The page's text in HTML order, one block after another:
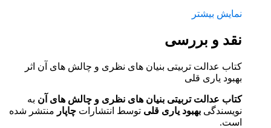
نمایش بیشتر
نقد و بررسی
کتاب عدالت تربیتی بنیان های نظری و چالش های آن اثر
بهبود یاری قلی
کتاب عدالت تربیتی بنیان های نظری و چالش های آن به
نویسندگی بهبود یاری قلی توسط انتشارات چاپار منتشر شده
است.